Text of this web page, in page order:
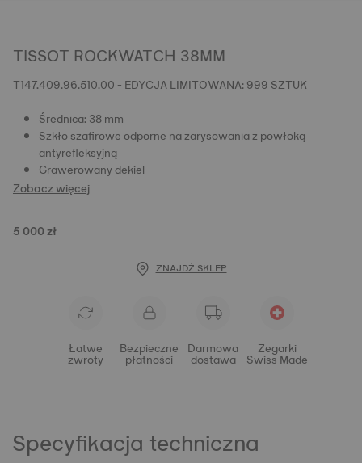
TISSOT ROCKWATCH 38MM
T147.409.96.510.00 - EDYCJA LIMITOWANA: 999 SZTUK
Średnica: 38 mm
Szkło szafirowe odporne na zarysowania z powłoką
antyrefleksyjną
Grawerowany dekiel
Zobacz więcej
5 000 zł
ZNAJDŹ SKLEP
Łatwe
zwroty
Bezpieczne
płatności
Darmowa
dostawa
Zegarki
Swiss Made
Specyfikacja techniczna